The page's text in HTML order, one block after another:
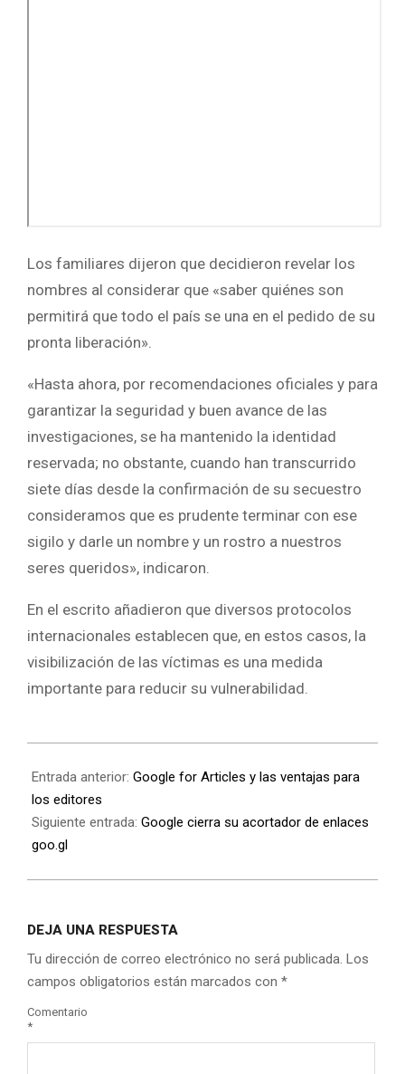
Los familiares dijeron que decidieron revelar los
nombres al considerar que «saber quiénes son
permitirá que todo el país se una en el pedido de su
pronta liberación».
«Hasta ahora, por recomendaciones oficiales y para
garantizar la seguridad y buen avance de las
investigaciones, se ha mantenido la identidad
reservada; no obstante, cuando han transcurrido
siete días desde la confirmación de su secuestro
consideramos que es prudente terminar con ese
sigilo y darle un nombre y un rostro a nuestros
seres queridos», indicaron.
En el escrito añadieron que diversos protocolos
internacionales establecen que, en estos casos, la
visibilización de las víctimas es una medida
importante para reducir su vulnerabilidad.
Entrada anterior: Google for Articles y las ventajas para
los editores
Siguiente entrada: Google cierra su acortador de enlaces
goo.gl
DEJA UNA RESPUESTA
Tu dirección de correo electrónico no será publicada. Los
campos obligatorios están marcados con *
Comentario
*